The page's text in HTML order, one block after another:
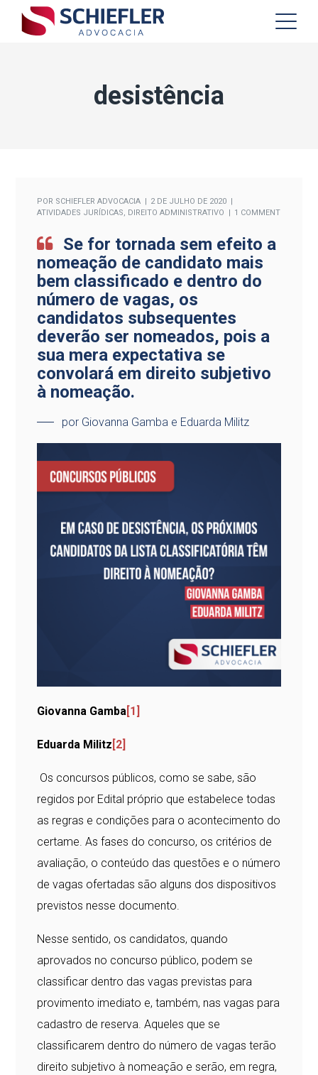
desistência
POR SCHIEFLER ADVOCACIA
2 DE JULHO DE 2020
ATIVIDADES JURÍDICAS, DIREITO ADMINISTRATIVO 1 COMMENT
Se for tornada sem efeito a
nomeação de candidato mais
bem classificado e dentro do
número de vagas, os
candidatos subsequentes
deverão ser nomeados, pois a
sua mera expectativa se
convolará em direito subjetivo
à nomeação.
por Giovanna Gamba e Eduarda Militz
Giovanna Gamba [1]
Eduarda Militz [2]
Os concursos públicos, como se sabe, são
regidos por Edital próprio que estabelece todas
as regras e condições para o acontecimento do
certame. As fases do concurso, os critérios de
avaliação, o conteúdo das questões e o número
de vagas ofertadas são alguns dos dispositivos
previstos nesse documento.
Nesse sentido, os candidatos, quando
aprovados no concurso público, podem se
classificar dentro das vagas previstas para
provimento imediato e, também, nas vagas para
cadastro de reserva. Aqueles que se
classificarem dentro do número de vagas terão
direito subjetivo à nomeação e serão, em regra,